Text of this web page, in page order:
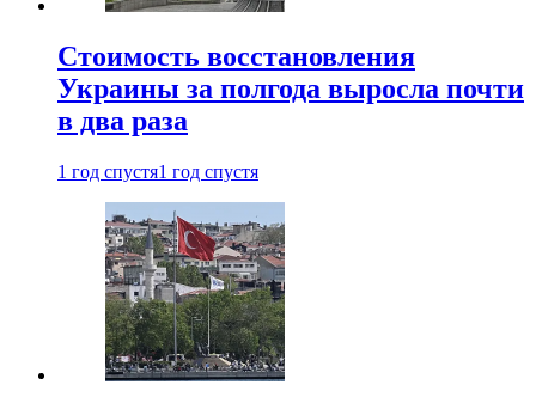
Стоимость восстановления
Украины за полгода выросла почти
в два раза
1 год спустя1 год спустя